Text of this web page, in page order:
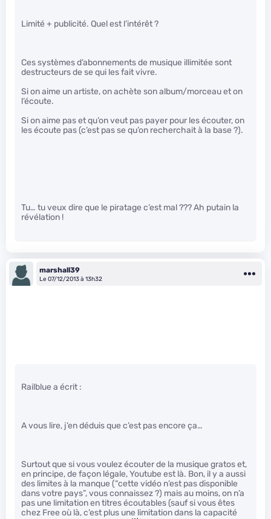
Limité + publicité. Quel est l’intérêt ?
Ces systèmes d’abonnements de musique illimitée sont
destructeurs de se qui les fait vivre.
Si on aime un artiste, on achète son album/morceau et on
l’écoute.
Si on aime pas et qu’on veut pas payer pour les écouter, on
les écoute pas (c’est pas se qu’on recherchait à la base ?).
Tu… tu veux dire que le piratage c’est mal ??? Ah putain la
révélation !
marshall39
Le 07/12/2013 à 13h32
Railblue a écrit :
A vous lire, j’en déduis que c’est pas encore ça…
Surtout que si vous voulez écouter de la musique gratos et,
en principe, de façon légale, Youtube est là. Bon, il y a aussi
des limites à la manque (“cette vidéo n’est pas disponible
dans votre pays”, vous connaissez ?) mais au moins, on n’a
pas une limitation en titres écoutables (sauf si vous êtes
chez Free où là, c’est plus une limitation dans la capacité